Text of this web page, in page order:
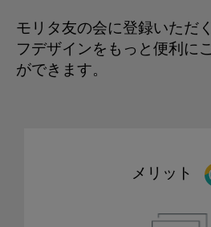
モリタ友の会に登録いただ
フデザインをもっと便利に
ができます。
メリット